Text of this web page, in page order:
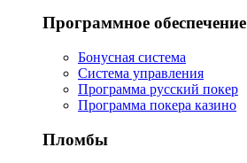
Программное обеспечение
Бонусная система
Система управления
Программа русский покер
Программа покера казино
Пломбы